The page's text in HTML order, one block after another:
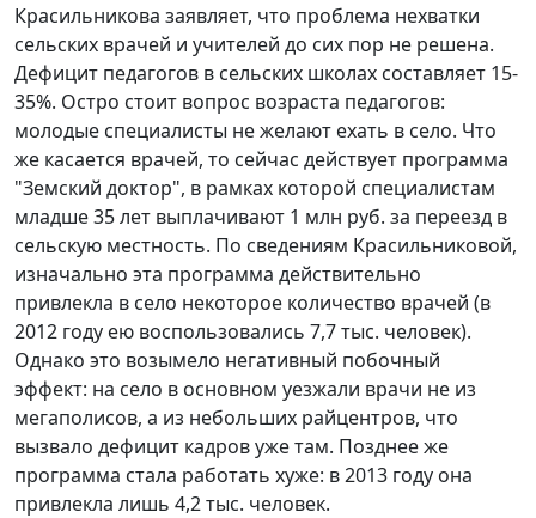
Красильникова заявляет, что проблема нехватки
сельских врачей и учителей до сих пор не решена.
Дефицит педагогов в сельских школах составляет 15-
35%. Остро стоит вопрос возраста педагогов:
молодые специалисты не желают ехать в село. Что
же касается врачей, то сейчас действует программа
"Земский доктор", в рамках которой специалистам
младше 35 лет выплачивают 1 млн руб. за переезд в
сельскую местность. По сведениям Красильниковой,
изначально эта программа действительно
привлекла в село некоторое количество врачей (в
2012 году ею воспользовались 7,7 тыс. человек).
Однако это возымело негативный побочный
эффект: на село в основном уезжали врачи не из
мегаполисов, а из небольших райцентров, что
вызвало дефицит кадров уже там. Позднее же
программа стала работать хуже: в 2013 году она
привлекла лишь 4,2 тыс. человек.